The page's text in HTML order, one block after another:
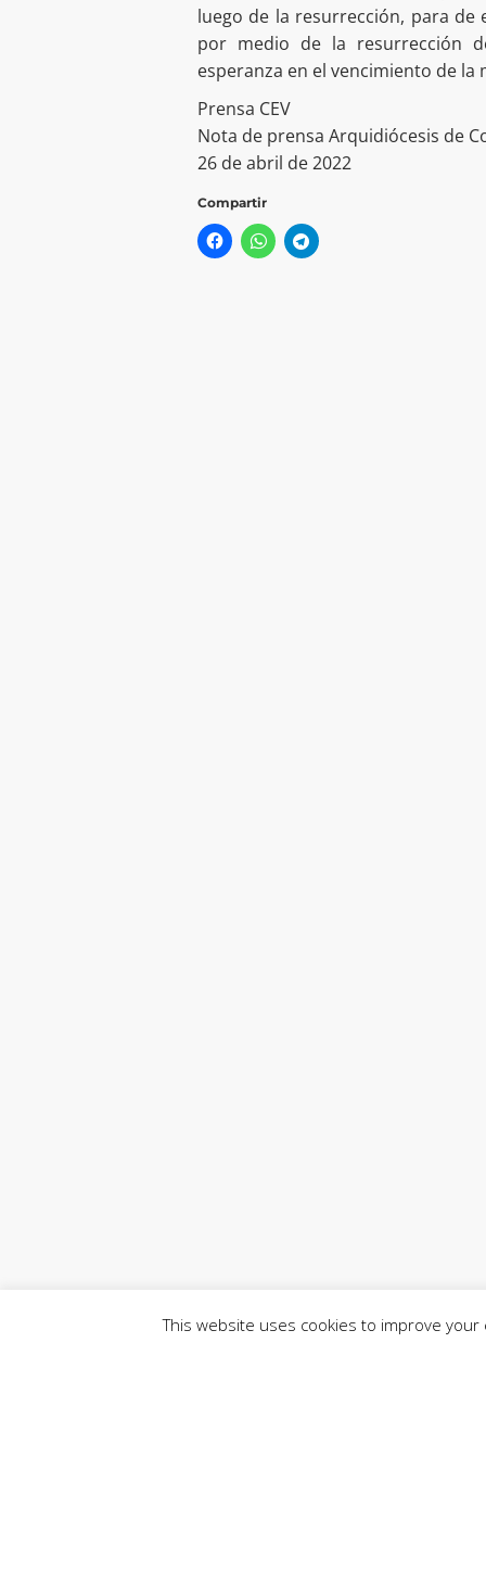
luego de la resurrección, para
por medio de la resurrección
esperanza en el vencimiento de
Prensa CEV
Nota de prensa Arquidiócesis de
26 de abril de 2022
Compartir
This website uses cookies to improve